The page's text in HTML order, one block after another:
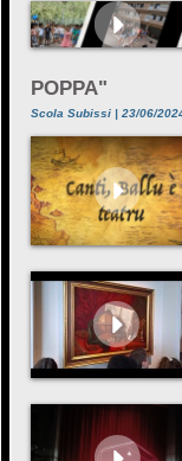
POPPA"
Scola Subissi | 23/06/